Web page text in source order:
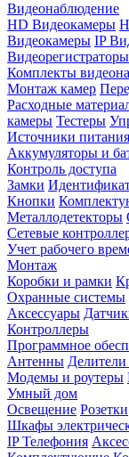
Видеонаблюдение
HD Видеокамеры
Видеокамеры IP
Видеорегистраторы
Комплекты
Монтаж камер
Расходные
камеры Тестеры
Источники питания
Аккумуляторы и
Контроль доступа
Замки
Кнопки
Металлодетекторы
Сетевые
Учет рабочего
Монтаж
Коробки и рамки
Охранные системы
Аксессуары
Контроллеры
Программное
Антенны
Модемы и роутеры
Умный дом
Освещение Розетки
Шкафы
IP Телефония